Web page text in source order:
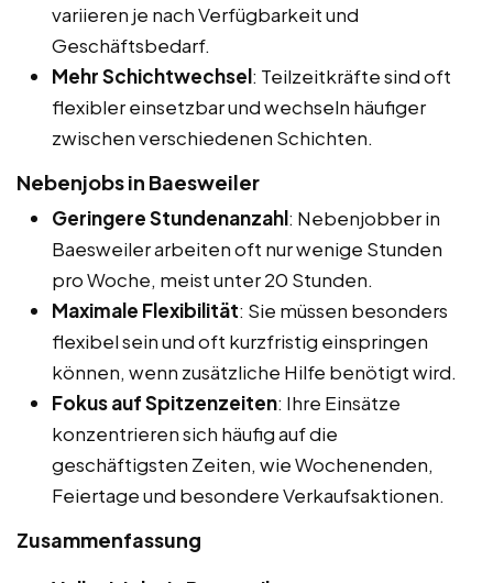
variieren je nach Verfügbarkeit und
Geschäftsbedarf.
Mehr Schichtwechsel: Teilzeitkräfte sind oft
flexibler einsetzbar und wechseln häufiger
zwischen verschiedenen Schichten.
Nebenjobs in Baesweiler
Geringere Stundenanzahl: Nebenjobber in
Baesweiler arbeiten oft nur wenige Stunden
pro Woche, meist unter 20 Stunden.
Maximale Flexibilität: Sie müssen besonders
flexibel sein und oft kurzfristig einspringen
können, wenn zusätzliche Hilfe benötigt wird.
Fokus auf Spitzenzeiten: Ihre Einsätze
konzentrieren sich häufig auf die
geschäftigsten Zeiten, wie Wochenenden,
Feiertage und besondere Verkaufsaktionen.
Zusammenfassung